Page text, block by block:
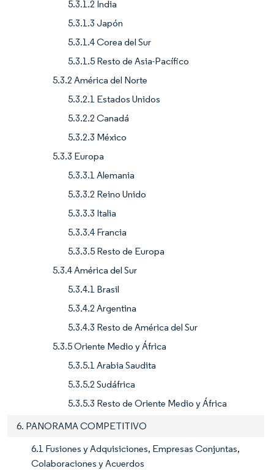
5.3.1.2 India
5.3.1.3 Japón
5.3.1.4 Corea del Sur
5.3.1.5 Resto de Asia-Pacífico
5.3.2 América del Norte
5.3.2.1 Estados Unidos
5.3.2.2 Canadá
5.3.2.3 México
5.3.3 Europa
5.3.3.1 Alemania
5.3.3.2 Reino Unido
5.3.3.3 Italia
5.3.3.4 Francia
5.3.3.5 Resto de Europa
5.3.4 América del Sur
5.3.4.1 Brasil
5.3.4.2 Argentina
5.3.4.3 Resto de América del Sur
5.3.5 Oriente Medio y África
5.3.5.1 Arabia Saudita
5.3.5.2 Sudáfrica
5.3.5.3 Resto de Oriente Medio y África
6. PANORAMA COMPETITIVO
6.1 Fusiones y Adquisiciones, Empresas Conjuntas,
Colaboraciones y Acuerdos